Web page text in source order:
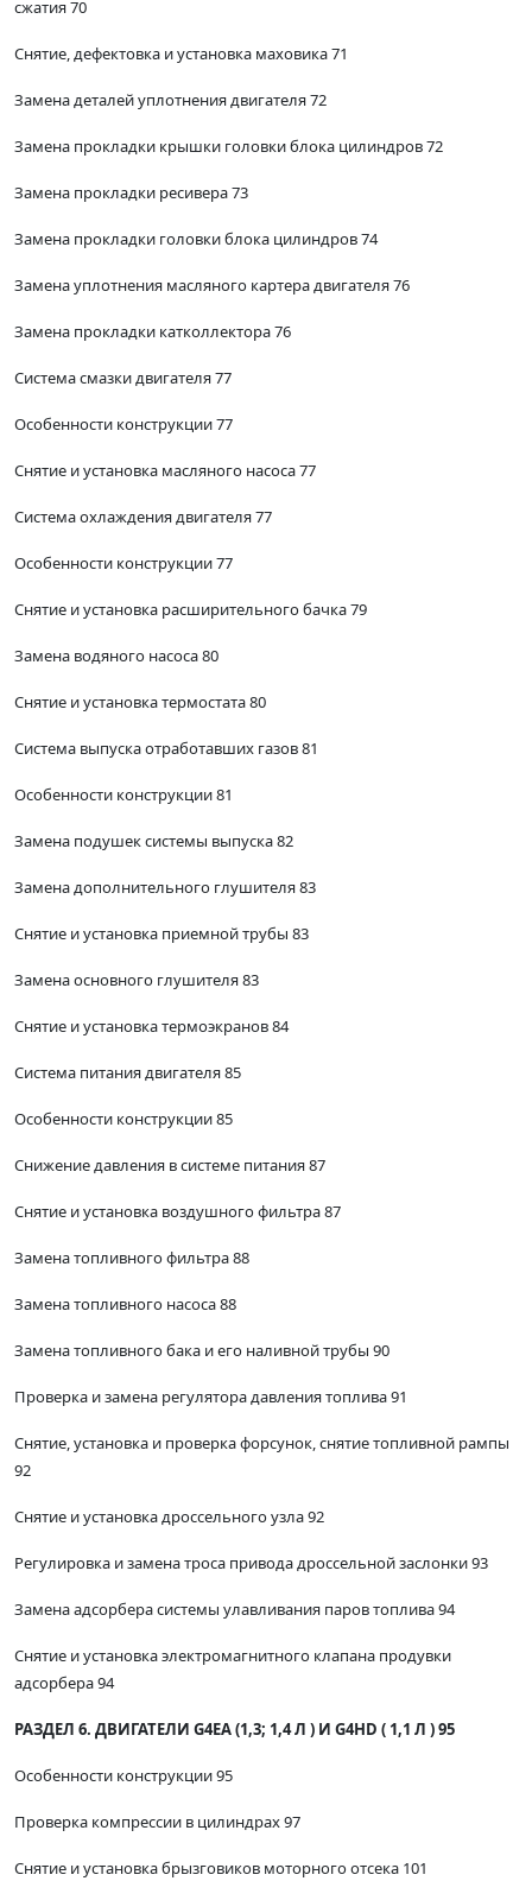
сжатия 70
Снятие, дефектовка и установка маховика 71
Замена деталей уплотнения двигателя 72
Замена прокладки крышки головки блока цилиндров 72
Замена прокладки ресивера 73
Замена прокладки головки блока цилиндров 74
Замена уплотнения масляного картера двигателя 76
Замена прокладки катколлектора 76
Система смазки двигателя 77
Особенности конструкции 77
Снятие и установка масляного насоса 77
Система охлаждения двигателя 77
Особенности конструкции 77
Снятие и установка расширительного бачка 79
Замена водяного насоса 80
Снятие и установка термостата 80
Система выпуска отработавших газов 81
Особенности конструкции 81
Замена подушек системы выпуска 82
Замена дополнительного глушителя 83
Снятие и установка приемной трубы 83
Замена основного глушителя 83
Снятие и установка термоэкранов 84
Система питания двигателя 85
Особенности конструкции 85
Снижение давления в системе питания 87
Снятие и установка воздушного фильтра 87
Замена топливного фильтра 88
Замена топливного насоса 88
Замена топливного бака и его наливной трубы 90
Проверка и замена регулятора давления топлива 91
Снятие, установка и проверка форсунок, снятие топливной рампы
92
Снятие и установка дроссельного узла 92
Регулировка и замена троса привода дроссельной заслонки 93
Замена адсорбера системы улавливания паров топлива 94
Снятие и установка электромагнитного клапана продувки
адсорбера 94
РАЗДЕЛ 6. ДВИГАТЕЛИ G4EA (1,3; 1,4 Л ) И G4HD ( 1,1 Л ) 95
Особенности конструкции 95
Проверка компрессии в цилиндрах 97
Снятие и установка брызговиков моторного отсека 101